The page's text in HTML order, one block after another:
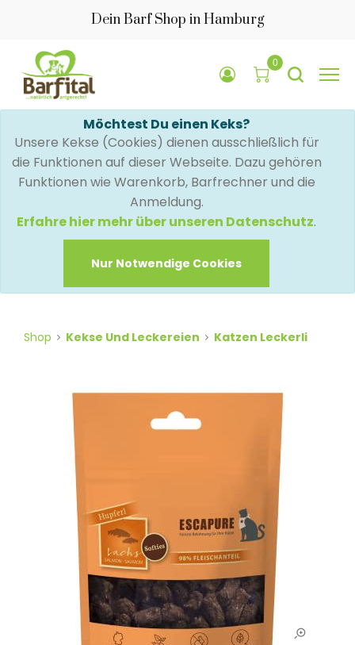
Dein Barf Shop in Hamburg
0
Möchtest Du einen Keks?
Unsere Kekse (Cookies) dienen ausschließlich für
die Funktionen auf dieser Webseite. Dazu gehören
Funktionen wie Warenkorb, Barfrechner und die
Anmeldung.
Erfahre hier mehr über unseren Datenschutz.
Nur Notwendige Cookies
Shop Kekse Und Leckereien Katzen Leckerli